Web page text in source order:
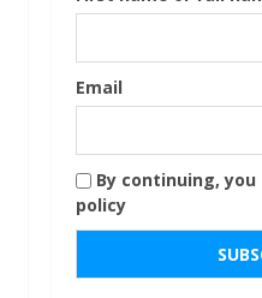
Email
By continuing,
policy